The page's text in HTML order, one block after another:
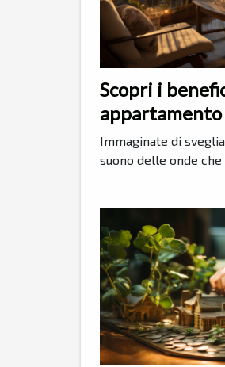
Scopri i
appartamento
stile di vita,
e benessere
Immaginate di
suono delle onde che